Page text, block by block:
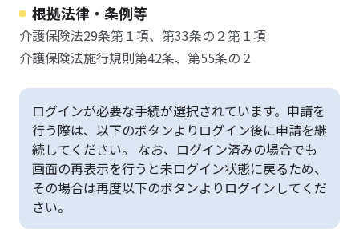
根拠法律・条例等
介護保険法29条第１項、第33条の２第１項
介護保険法施行規則第42条、第55条の２
ログインが必要な手続が選択されています。申請を
行う際は、以下のボタンよりログイン後に申請を継
続してください。 なお、ログイン済みの場合でも
画面の再表示を行うと未ログイン状態に戻るため、
その場合は再度以下のボタンよりログインしてくだ
さい。